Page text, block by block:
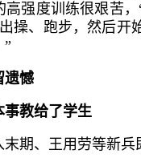
高强度训练很艰苦
操、跑步，然后开
遗憾
事教给了学生
末期、王用劳等新